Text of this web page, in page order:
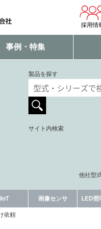
採用情
事例・特集
製品を探す
サイト内検索
他社型
IIoT 画像センサ LED照
依頼